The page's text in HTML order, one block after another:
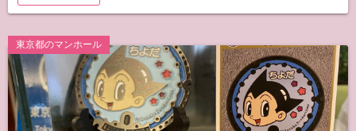
東京都のマンホール